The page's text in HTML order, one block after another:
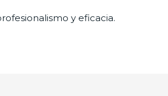
y eficacia.